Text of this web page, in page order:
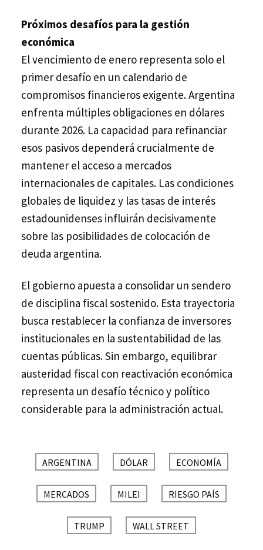
Próximos desafíos para la gestión
económica
El vencimiento de enero representa solo el
primer desafío en un calendario de
compromisos financieros exigente. Argentina
enfrenta múltiples obligaciones en dólares
durante 2026. La capacidad para refinanciar
esos pasivos dependerá crucialmente de
mantener el acceso a mercados
internacionales de capitales. Las condiciones
globales de liquidez y las tasas de interés
estadounidenses influirán decisivamente
sobre las posibilidades de colocación de
deuda argentina.
El gobierno apuesta a consolidar un sendero
de disciplina fiscal sostenido. Esta trayectoria
busca restablecer la confianza de inversores
institucionales en la sustentabilidad de las
cuentas públicas. Sin embargo, equilibrar
austeridad fiscal con reactivación económica
representa un desafío técnico y político
considerable para la administración actual.
ARGENTINA DÓLAR ECONOMÍA
MERCADOS MILEI RIESGO PAÍS
TRUMP WALL STREET